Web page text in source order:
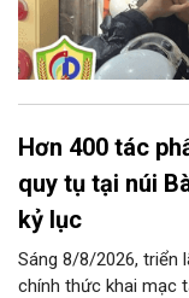
Hơn 400 tác
quy tụ tại núi
kỷ lục
Sáng 8/8/2026, triển
chính thức khai mạc